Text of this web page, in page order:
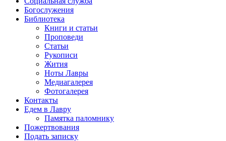
Богослужения
Библиотека
Книги и статьи
Проповеди
Статьи
Рукописи
Жития
Ноты Лавры
Медиагалерея
Фотогалерея
Контакты
Едем в Лавру
Памятка паломнику
Пожертвования
Подать записку